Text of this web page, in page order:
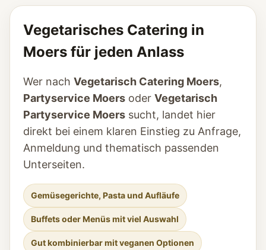
Vegetarisches Catering in
Moers für jeden Anlass
Wer nach Vegetarisch Catering Moers,
Partyservice Moers oder Vegetarisch
Partyservice Moers sucht, landet hier
direkt bei einem klaren Einstieg zu Anfrage,
Anmeldung und thematisch passenden
Unterseiten.
Gemüsegerichte, Pasta und Aufläufe
Buffets oder Menüs mit viel Auswahl
Gut kombinierbar mit veganen Optionen